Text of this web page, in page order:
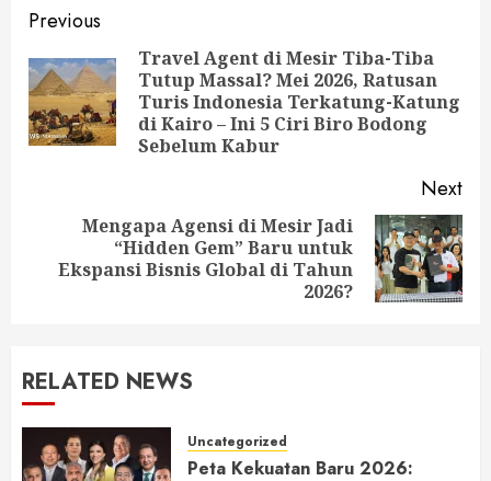
Post
navigation
Previous
Travel Agent di Mesir Tiba-Tiba
Tutup Massal? Mei 2026, Ratusan
Turis Indonesia Terkatung-Katung
di Kairo – Ini 5 Ciri Biro Bodong
Sebelum Kabur
Next
post:
Mengapa Agensi di Mesir Jadi
“Hidden Gem” Baru untuk
Ekspansi Bisnis Global di Tahun
2026?
RELATED NEWS
Uncategorized
Peta Kekuatan Baru 2026: